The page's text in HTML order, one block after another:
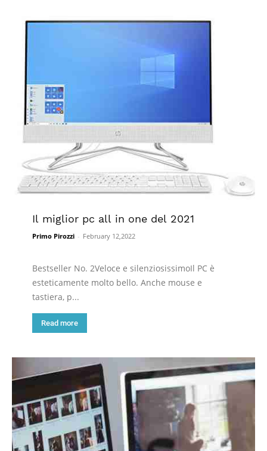
Il miglior pc all in one del 2021
Primo Pirozzi - February 12,2022
Bestseller No. 2Veloce e silenziosissimoIl PC è
esteticamente molto bello. Anche mouse e
tastiera, p...
Read more